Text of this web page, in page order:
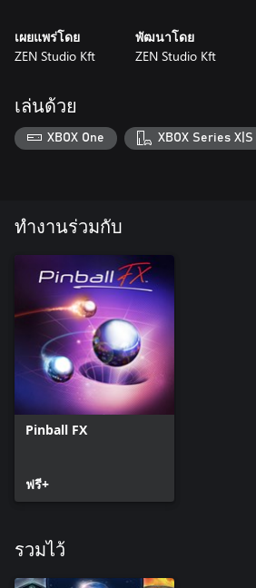
เผยแพร่โดย
ZEN Studio Kft
พัฒนาโดย
ZEN Studio Kft
เล่นด้วย
XBOX One XBOX Series X|S
ทำงานร่วมกับ
Pinball FX
ฟรี+
รวมไว้